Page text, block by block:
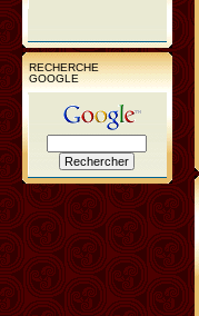
RECHERCHE
GOOGLE